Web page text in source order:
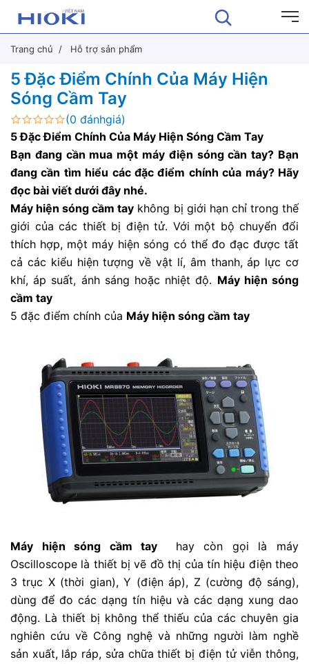
Trang chủ Hỗ trợ sản phẩm
5 Đặc Điểm Chính Của Máy Hiện
Sóng Cầm Tay
(0 đánhgiá)
5 Đặc Điểm Chính Của Máy Hiện Sóng Cầm Tay
Bạn đang cần mua một máy điện sóng cần tay? Bạn
đang cần tìm hiểu các đặc điểm chính của máy? Hãy
đọc bài viết dưới đây nhé.
Máy hiện sóng cầm tay không bị giới hạn chỉ trong thế
giới của các thiết bị điện tử. Với một bộ chuyển đổi
thích hợp, một máy hiện sóng có thể đo đạc được tất
cả các kiểu hiện tượng về vật lí, âm thanh, áp lực cơ
khí, áp suất, ánh sáng hoặc nhiệt độ. Máy hiện sóng
cầm tay
5 đặc điểm chính của Máy hiện sóng cầm tay
Máy hiện sóng cầm tay
hay còn gọi là máy
Oscilloscope là thiết bị vẽ đồ thị của tín hiệu điện theo
3 trục X (thời gian), Y (điện áp), Z (cường độ sáng),
dùng để đo các dạng tín hiệu và các dạng xung dao
động. Là thiết bị không thể thiếu của các chuyên gia
nghiên cứu về Công nghệ và những người làm nghề
sản xuất, lắp ráp, sửa chữa thiết bị điện tử viễn thông,